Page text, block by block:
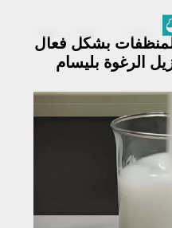
بشكل فعال
الرغوة بليسام